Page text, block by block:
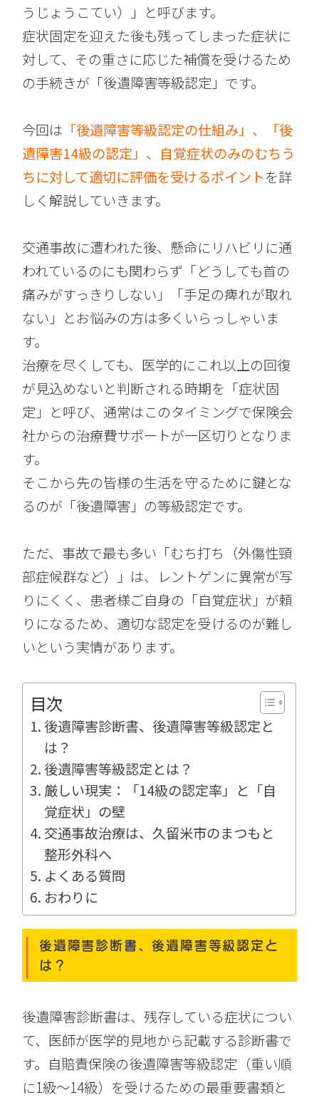
うじょうこてい）」と呼びます。
症状固定を迎えた後も残ってしまった症状に
対して、その重さに応じた補償を受けるため
の手続きが「後遺障害等級認定」です。
今回は 「後遺障害等級認定の仕組み」、「後
遺障害14級の認定」、自覚症状のみのむちう
ちに対して適切に評価を受けるポイントを詳
しく解説していきます。
交通事故に遭われた後、懸命にリハビリに通
われているのにも関わらず「どうしても首の
痛みがすっきりしない」「手足の痺れが取れ
ない」とお悩みの方は多くいらっしゃいま
す。
治療を尽くしても、医学的にこれ以上の回復
が見込めないと判断される時期を「症状固
定」と呼び、通常はこのタイミングで保険会
社からの治療費サポートが一区切りとなりま
す。
そこから先の皆様の生活を守るために鍵とな
るのが「後遺障害」の等級認定です。
ただ、事故で最も多い「むち打ち（外傷性頸
部症候群など）」は、レントゲンに異常が写
りにくく、患者様ご自身の「自覚症状」が頼
りになるため、適切な認定を受けるのが難し
いという実情があります。
目次
後遺障害診断書、後遺障害等級認定と
は？
後遺障害等級認定とは？
厳しい現実：「14級の認定率」と「自
覚症状」の壁
交通事故治療は、久留米市のまつもと
整形外科へ
よくある質問
おわりに
後遺障害診断書、後遺障害等級認定と
は？
後遺障害診断書は、残存している症状につい
て、医師が医学的見地から記載する診断書で
す。自賠責保険の後遺障害等級認定（重い順
に1級〜14級）を受けるための最重要書類と